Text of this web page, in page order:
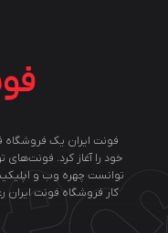
خود را آغاز کرد.
توانست چهره وب و
کار فروشگاه فونت ایران